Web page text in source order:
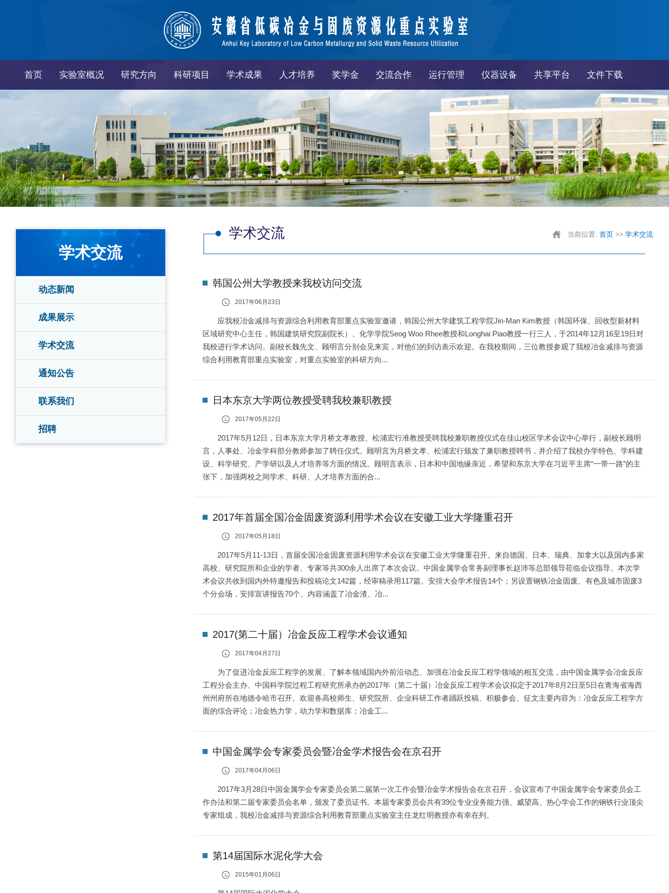
首页 实验室概况 研究方向 科研项目 学术成果 人才培养 奖学金 交流合作 运行管理 仪器设备 共享平台 文件下载
学术交流
动态新闻
成果展示
学术交流
通知公告
联系我们
招聘
学术交流 当前位置: 首页 >> 学术交流
韩国公州大学教授来我校访问交流
2017年06月23日
应我校冶金减排与资源综合利用教育部重点实验室邀请，韩国公州大学建筑工程学院Jin-Man Kim教授（韩国环保、回收型新材料
区域研究中心主任，韩国建筑研究院副院长）、化学学院Seog Woo Rhee教授和Longhai Piao教授一行三人，于2014年12月16至19日对
我校进行学术访问。副校长魏先文、顾明言分别会见来宾，对他们的到访表示欢迎。在我校期间，三位教授参观了我校冶金减排与资源
综合利用教育部重点实验室，对重点实验室的科研方向...
日本东京大学两位教授受聘我校兼职教授
2017年05月22日
2017年5月12日，日本东京大学月桥文孝教授、松浦宏行准教授受聘我校兼职教授仪式在佳山校区学术会议中心举行，副校长顾明
言，人事处、冶金学科部分教师参加了聘任仪式。顾明言为月桥文孝、松浦宏行颁发了兼职教授聘书，并介绍了我校办学特色、学科建
设、科学研究、产学研以及人才培养等方面的情况。顾明言表示，日本和中国地缘亲近，希望和东京大学在习近平主席“一带一路”的主
张下，加强两校之间学术、科研、人才培养方面的合...
2017年首届全国冶金固废资源利用学术会议在安徽工业大学隆重召开
2017年05月18日
2017年5月11-13日，首届全国冶金固废资源利用学术会议在安徽工业大学隆重召开。来自德国、日本、瑞典、加拿大以及国内多家
高校、研究院所和企业的学者、专家等共300余人出席了本次会议。中国金属学会常务副理事长赵沛等总部领导莅临会议指导。本次学
术会议共收到国内外特邀报告和投稿论文142篇，经审稿录用117篇。安排大会学术报告14个；另设置钢铁冶金固废、有色及城市固废3
个分会场，安排宣讲报告70个。内容涵盖了冶金渣、冶...
2017(第二十届）冶金反应工程学术会议通知
2017年04月27日
为了促进冶金反应工程学的发展、了解本领域国内外前沿动态、加强在冶金反应工程学领域的相互交流，由中国金属学会冶金反应
工程分会主办、中国科学院过程工程研究所承办的2017年（第二十届）冶金反应工程学术会议拟定于2017年8月2日至5日在青海省海西
州州府所在地德令哈市召开。欢迎各高校师生、研究院所、企业科研工作者踊跃投稿、积极参会。征文主要内容为：冶金反应工程学方
面的综合评论；冶金热力学，动力学和数据库；冶金工...
中国金属学会专家委员会暨冶金学术报告会在京召开
2017年04月06日
2017年3月28日中国金属学会专家委员会第二届第一次工作会暨冶金学术报告会在京召开，会议宣布了中国金属学会专家委员会工
作办法和第二届专家委员会名单，颁发了委员证书。本届专家委员会共有39位专业业务能力强、威望高、热心学会工作的钢铁行业顶尖
专家组成，我校冶金减排与资源综合利用教育部重点实验室主任龙红明教授亦有幸在列。
第14届国际水泥化学大会
2015年01月06日